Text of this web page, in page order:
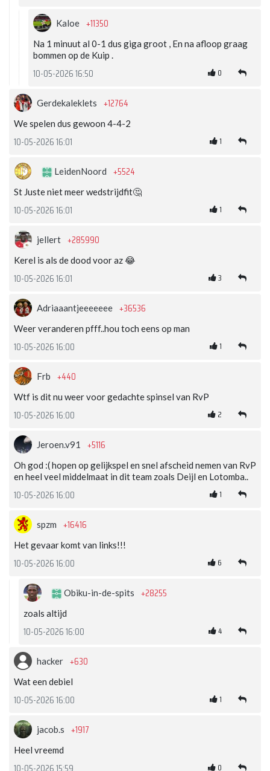
Kaloe +11350
Na 1 minuut al 0-1 dus giga groot , En na afloop graag
bommen op de Kuip .
10-05-2026 16:50 0
Gerdekaleklets +12764
We spelen dus gewoon 4-4-2
10-05-2026 16:01 1
LeidenNoord +5524
St Juste niet meer wedstrijdfit🤔
10-05-2026 16:01 1
jellert +285990
Kerel is als de dood voor az 😂
10-05-2026 16:01 3
Adriaaantjeeeeeee +36536
Weer veranderen pfff..hou toch eens op man
10-05-2026 16:00 1
Frb +440
Wtf is dit nu weer voor gedachte spinsel van RvP
10-05-2026 16:00 2
Jeroen.v91 +5116
Oh god :( hopen op gelijkspel en snel afscheid nemen van RvP
en heel veel middelmaat in dit team zoals Deijl en Lotomba..
10-05-2026 16:00 1
spzm +16416
Het gevaar komt van links!!!
10-05-2026 16:00 6
Obiku-in-de-spits +28255
zoals altijd
10-05-2026 16:00 4
hacker +630
Wat een debiel
10-05-2026 16:00 1
jacob.s +1917
Heel vreemd
0